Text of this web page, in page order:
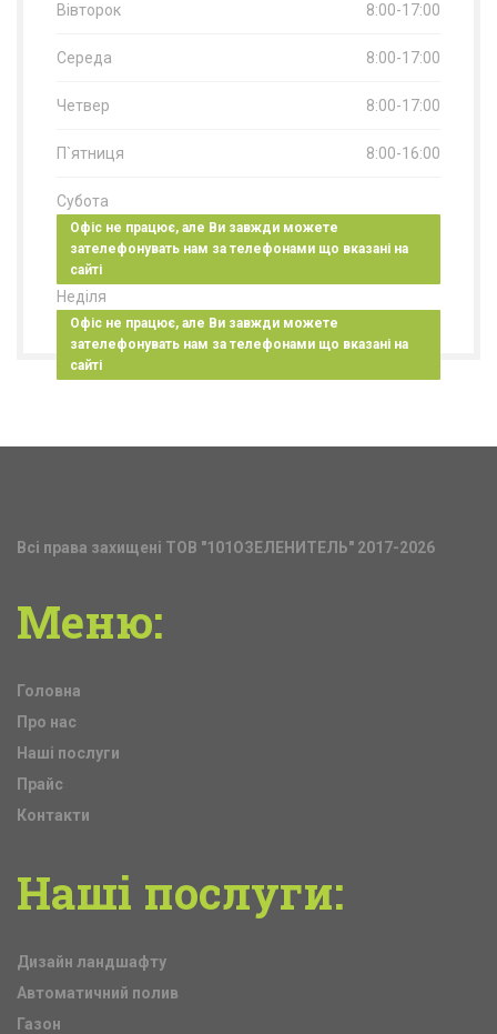
Вівторок 8:00-17:00
Середа 8:00-17:00
Четвер 8:00-17:00
П`ятниця 8:00-16:00
Субота
Офіс не працює, але Ви завжди можете
зателефонувать нам за телефонами що вказані на
сайті
Неділя
Офіс не працює, але Ви завжди можете
зателефонувать нам за телефонами що вказані на
сайті
Всі права захищені ТОВ "101ОЗЕЛЕНИТЕЛЬ" 2017-2026
Меню:
Головна
Про нас
Наші послуги
Прайс
Контакти
Наші послуги:
Дизайн ландшафту
Автоматичний полив
Газон